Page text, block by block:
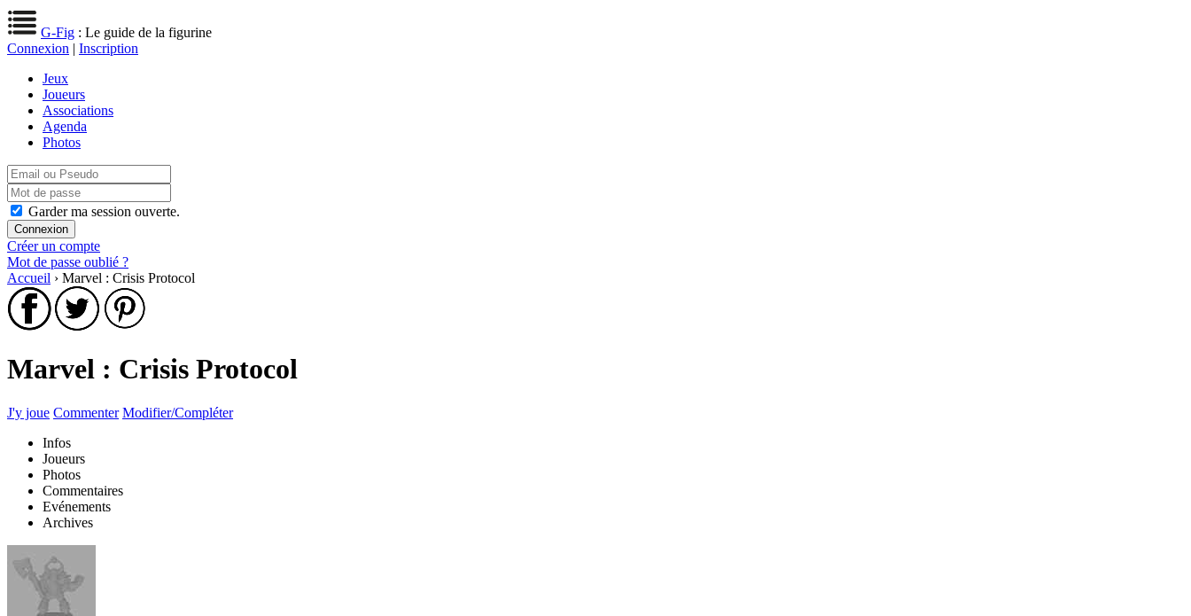
G-Fig : Le guide de la figurine
Connexion | Inscription
Jeux
Joueurs
Associations
Agenda
Photos
Garder ma session ouverte.
Créer un compte
Mot de passe oublié ?
Accueil › Marvel : Crisis Protocol
Marvel : Crisis Protocol
J'y joue Commenter Modifier/Compléter
Infos
Joueurs
Photos
Commentaires
Evénements
Archives